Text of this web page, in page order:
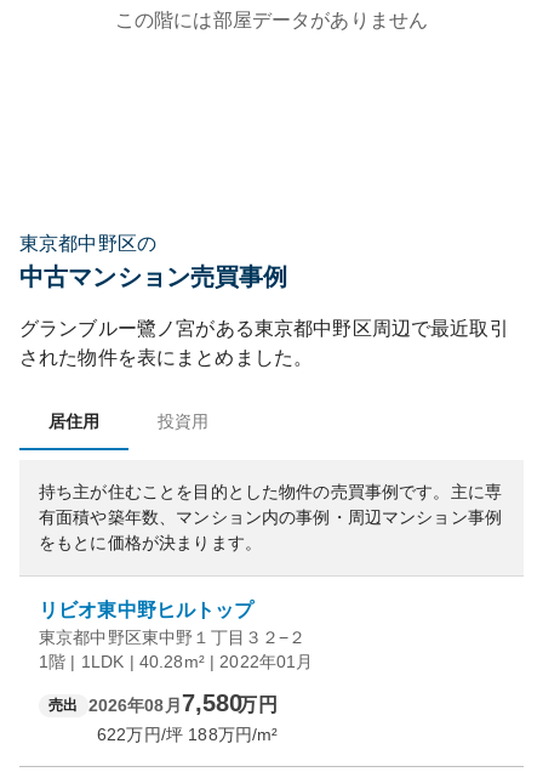
この階には部屋データがありません
東京都中野区の
中古マンション売買事例
グランブルー鷺ノ宮がある東京都中野区周辺で最近取引
された物件を表にまとめました。
居住用 投資用
持ち主が住むことを目的とした物件の売買事例です。 主に専
有面積や築年数、マンション内の事例・周辺マンション事例
をもとに価格が決まります。
リビオ東中野ヒルトップ
東京都中野区東中野１丁目３２−２
1階 | 1LDK | 40.28m² | 2022年01月
売出 2026年08月 7,580万円
622万円/坪 188万円/m²